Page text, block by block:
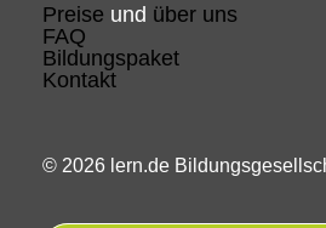
Preise und über uns
FAQ
Bildungspaket
Kontakt
© 2026 lern.de